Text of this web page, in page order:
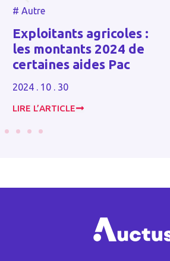
# Autre
Exploitants agricoles :
les montants 2024 de
certaines aides Pac
2024 . 10 . 30
LIRE L’ARTICLE